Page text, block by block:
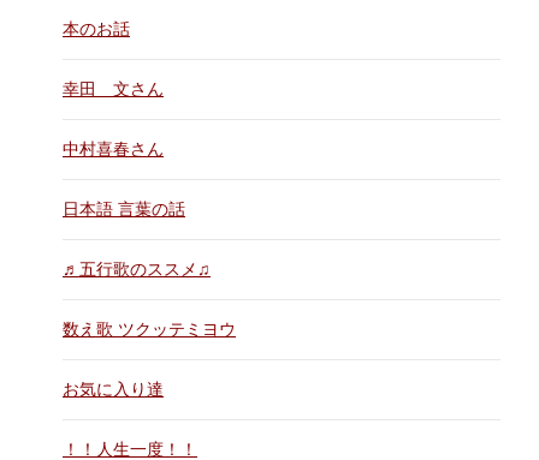
本のお話
幸田 文さん
中村喜春さん
日本語 言葉の話
♬五行歌のススメ♫
数え歌 ツクッテミヨウ
お気に入り達
！！人生一度！！